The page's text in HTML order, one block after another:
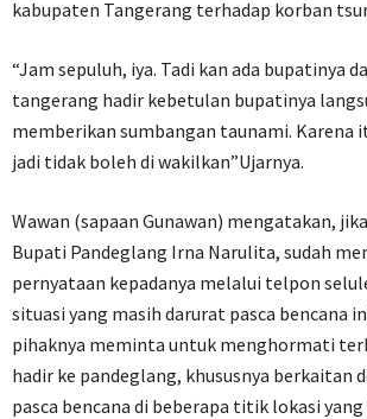
kabupaten Tangerang terhadap korban
“Jam sepuluh, iya. Tadi kan ada bupatinya
tangerang hadir kebetulan bupatinya
memberikan sumbangan taunami. Karena
jadi tidak boleh di wakilkan”Ujarnya.
Wawan (sapaan Gunawan) mengatakan,
Bupati Pandeglang Irna Narulita, sudah
pernyataan kepadanya melalui telpon
situasi yang masih darurat pasca bencana
pihaknya meminta untuk menghormati
hadir ke pandeglang, khususnya berkaitan
pasca bencana di beberapa titik lokasi